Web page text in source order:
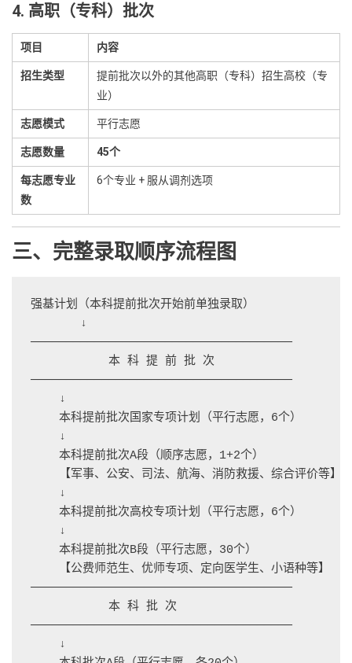
4. 高职（专科）批次
项目 内容
招生类型
提前批次以外的其他高职（专科）招生高校（专
业）
志愿模式 平行志愿
志愿数量 45个
每志愿专业
数
6个专业 + 服从调剂选项
三、完整录取顺序流程图
强基计划（本科提前批次开始前单独录取）
       ↓
─────────────────────────────────────
           本 科 提 前 批 次
─────────────────────────────────────
    ↓
    本科提前批次国家专项计划（平行志愿，6个）
    ↓
    本科提前批次A段（顺序志愿，1+2个）
    【军事、公安、司法、航海、消防救援、综合评价等】
    ↓
    本科提前批次高校专项计划（平行志愿，6个）
    ↓
    本科提前批次B段（平行志愿，30个）
    【公费师范生、优师专项、定向医学生、小语种等】
─────────────────────────────────────
           本 科 批 次
─────────────────────────────────────
    ↓